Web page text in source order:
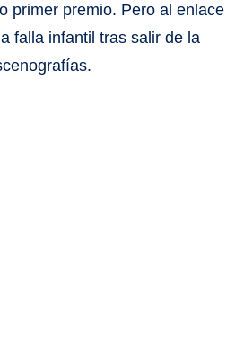
primer premio. Pero al enlace
falla infantil tras salir de la